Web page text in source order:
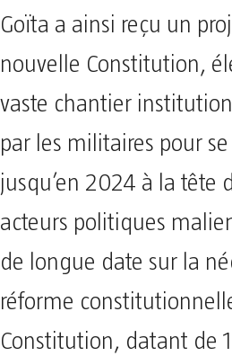
Goïta a ainsi reçu un
nouvelle Constitution,
vaste chantier
par les militaires pour
jusqu’en 2024 à la tête
acteurs politiques
de longue date sur la
réforme
Constitution, datant de